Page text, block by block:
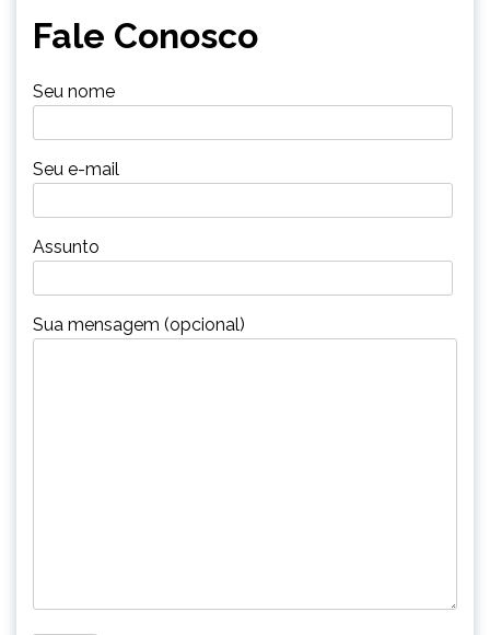
Fale Conosco
Seu nome
Seu e-mail
Assunto
Sua mensagem (opcional)